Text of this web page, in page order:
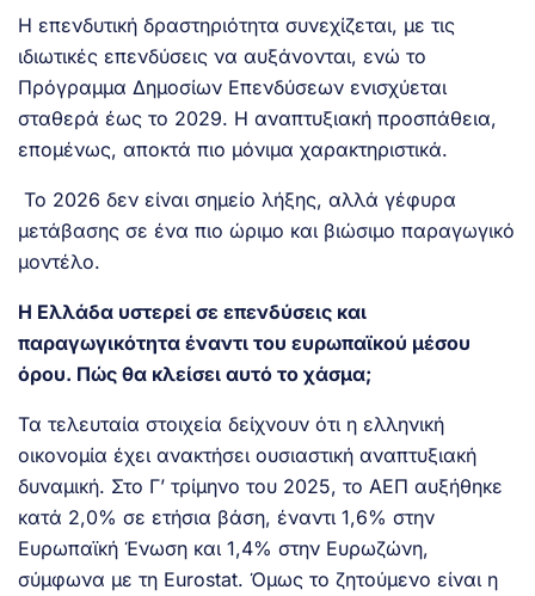
Η επενδυτική δραστηριότητα συνεχίζεται, με τις
ιδιωτικές επενδύσεις να αυξάνονται, ενώ το
Πρόγραμμα Δημοσίων Επενδύσεων ενισχύεται
σταθερά έως το 2029. Η αναπτυξιακή προσπάθεια,
επομένως, αποκτά πιο μόνιμα χαρακτηριστικά.
Το 2026 δεν είναι σημείο λήξης, αλλά γέφυρα
μετάβασης σε ένα πιο ώριμο και βιώσιμο παραγωγικό
μοντέλο.
Η Ελλάδα υστερεί σε επενδύσεις και
παραγωγικότητα έναντι του ευρωπαϊκού μέσου
όρου. Πώς θα κλείσει αυτό το χάσμα;
Τα τελευταία στοιχεία δείχνουν ότι η ελληνική
οικονομία έχει ανακτήσει ουσιαστική αναπτυξιακή
δυναμική. Στο Γ’ τρίμηνο του 2025, το ΑΕΠ αυξήθηκε
κατά 2,0% σε ετήσια βάση, έναντι 1,6% στην
Ευρωπαϊκή Ένωση και 1,4% στην Ευρωζώνη,
σύμφωνα με τη Eurostat. Όμως το ζητούμενο είναι η